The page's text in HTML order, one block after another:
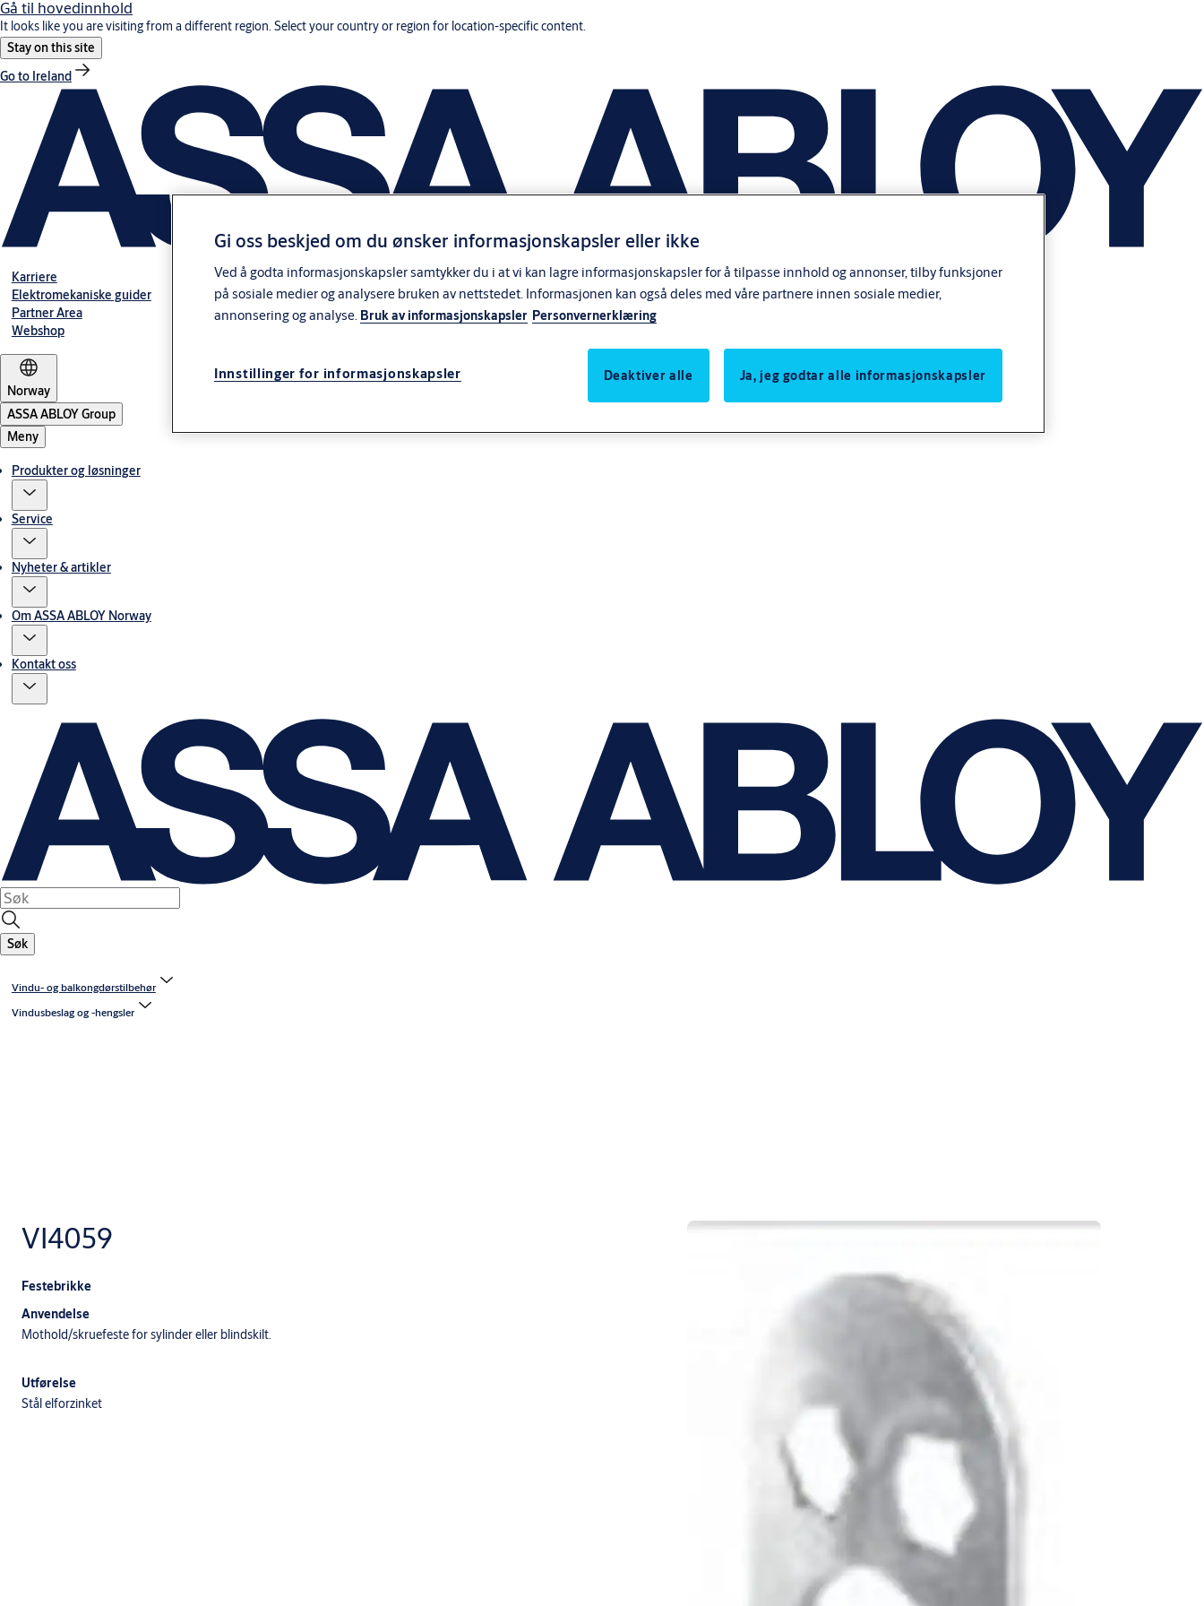
Gå til hovedinnhold
It looks like you are visiting from a different region. Select your country or region for location-specific content.
Stay on this site
Go to Ireland
Karriere
Elektromekaniske guider
Partner Area
Webshop
Norway
ASSA ABLOY Group
Meny
Produkter og løsninger
Service
Nyheter & artikler
Om ASSA ABLOY Norway
Kontakt oss
Søk
Vindu- og balkongdørstilbehør
Vindusbeslag og -hengsler
VI4059
Festebrikke
Anvendelse
Mothold/skruefeste for sylinder eller blindskilt.
Utførelse
Stål elforzinket
Gi oss beskjed om du ønsker informasjonskapsler eller ikke
Ved å godta informasjonskapsler samtykker du i at vi kan lagre informasjonskapsler for å tilpasse innhold og annonser, tilby funksjoner
på sosiale medier og analysere bruken av nettstedet. Informasjonen kan også deles med våre partnere innen sosiale medier,
annonsering og analyse. Bruk av informasjonskapsler Personvernerklæring
Innstillinger for informasjonskapsler Deaktiver alle Ja, jeg godtar alle informasjonskapsler